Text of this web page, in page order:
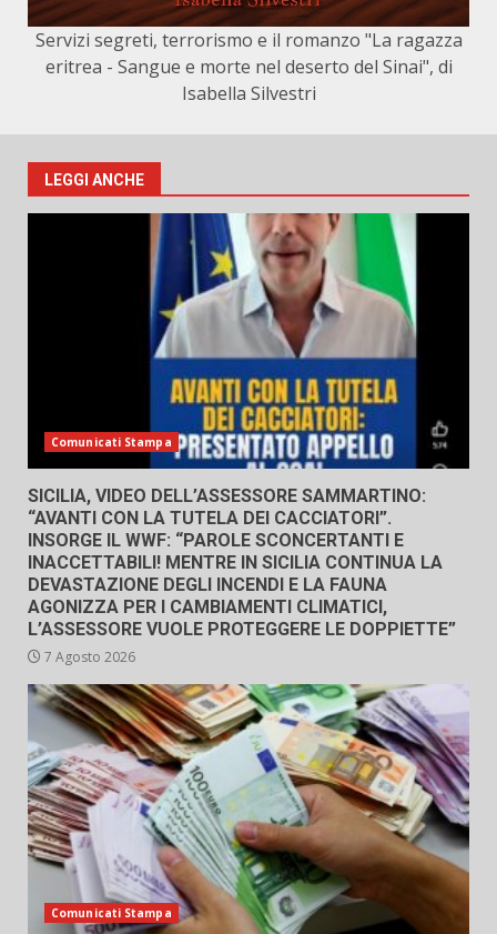
Servizi segreti, terrorismo e il romanzo "La ragazza
eritrea - Sangue e morte nel deserto del Sinai", di
Isabella Silvestri
LEGGI ANCHE
Comunicati Stampa
SICILIA, VIDEO DELL’ASSESSORE SAMMARTINO:
“AVANTI CON LA TUTELA DEI CACCIATORI”.
INSORGE IL WWF: “PAROLE SCONCERTANTI E
INACCETTABILI! MENTRE IN SICILIA CONTINUA LA
DEVASTAZIONE DEGLI INCENDI E LA FAUNA
AGONIZZA PER I CAMBIAMENTI CLIMATICI,
L’ASSESSORE VUOLE PROTEGGERE LE DOPPIETTE”
7 Agosto 2026
Comunicati Stampa